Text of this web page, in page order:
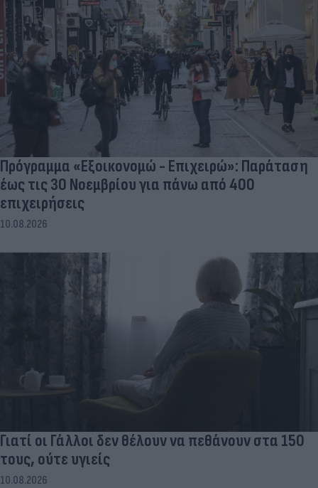
Πρόγραμμα «Εξοικονομώ - Επιχειρώ»: Παράταση
έως τις 30 Νοεμβρίου για πάνω από 400
επιχειρήσεις
10.08.2026
Γιατί οι Γάλλοι δεν θέλουν να πεθάνουν στα 150
τους, ούτε υγιείς
10.08.2026